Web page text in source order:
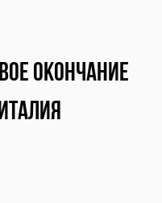
окончание
Италия